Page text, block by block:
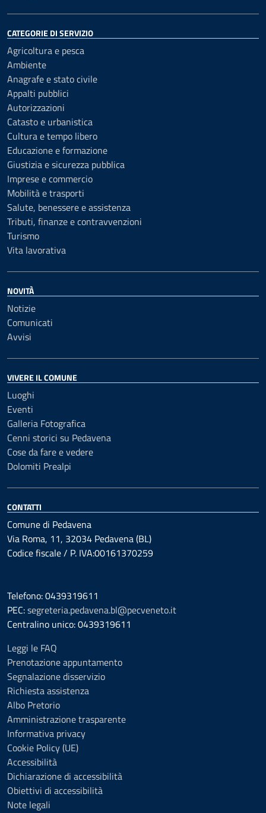
CATEGORIE DI SERVIZIO
Agricoltura e pesca
Ambiente
Anagrafe e stato civile
Appalti pubblici
Autorizzazioni
Catasto e urbanistica
Cultura e tempo libero
Educazione e formazione
Giustizia e sicurezza pubblica
Imprese e commercio
Mobilità e trasporti
Salute, benessere e assistenza
Tributi, finanze e contravvenzioni
Turismo
Vita lavorativa
NOVITÀ
Notizie
Comunicati
Avvisi
VIVERE IL COMUNE
Luoghi
Eventi
Galleria Fotografica
Cenni storici su Pedavena
Cose da fare e vedere
Dolomiti Prealpi
CONTATTI
Comune di Pedavena
Via Roma, 11, 32034 Pedavena (BL)
Codice fiscale / P. IVA:00161370259
Telefono: 0439319611
PEC:segreteria.pedavena.bl@pecveneto.it
Centralino unico: 0439319611
Leggi le FAQ
Prenotazione appuntamento
Segnalazione disservizio
Richiesta assistenza
Albo Pretorio
Amministrazione trasparente
Informativa privacy
Cookie Policy (UE)
Accessibilità
Dichiarazione di accessibilità
Obiettivi di accessibilità
Note legali